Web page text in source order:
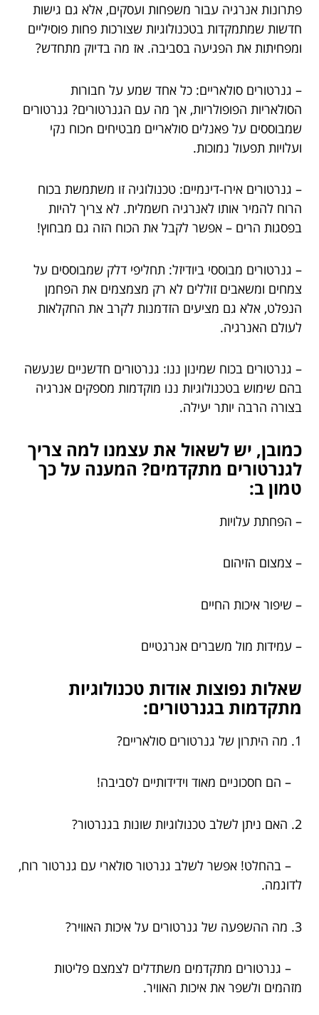
פתרונות אנרגיה עבור משפחות ועסקים, אלא גם גישות
חדשות שמתמקדות בטכנולוגיות שצורכות פחות פוסיליים
ומפחיתות את הפגיעה בסביבה. אז מה בדיוק מתחדש?
– גנרטורים סולאריים: כל אחד שמע על חבורות
הסולאריות הפופולריות, אך מה עם הגנרטורים? גנרטורים
שמבוססים על פאנלים סולאריים מבטיחים nכוח נקי
ועלויות תפעול נמוכות.
– גנרטורים אירו-דינמיים: טכנולוגיה זו משתמשת בכוח
הרוח להמיר אותו לאנרגיה חשמלית. לא צריך להיות
בפסגות הרים – אפשר לקבל את הכוח הזה גם מבחוץ!
– גנרטורים מבוססי ביודיזל: תחליפי דלק שמבוססים על
צמחים ומשאבים זוללים לא רק מצמצמים את הפחמן
הנפלט, אלא גם מציעים הזדמנות לקרב את החקלאות
לעולם האנרגיה.
– גנרטורים בכוח שמינון ננו: גנרטורים חדשניים שנעשה
בהם שימוש בטכנולוגיות ננו מוקדמות מספקים אנרגיה
בצורה הרבה יותר יעילה.
כמובן, יש לשאול את עצמנו למה צריך
לגנרטורים מתקדמים? המענה על כך
טמון ב:
– הפחתת עלויות
– צמצום הזיהום
– שיפור איכות החיים
– עמידות מול משברים אנרגטיים
שאלות נפוצות אודות טכנולוגיות
מתקדמות בגנרטורים:
1. מה היתרון של גנרטורים סולאריים?
– הם חסכוניים מאוד וידידותיים לסביבה!
2. האם ניתן לשלב טכנולוגיות שונות בגנרטור?
– בהחלט! אפשר לשלב גנרטור סולארי עם גנרטור רוח,
לדוגמה.
3. מה ההשפעה של גנרטורים על איכות האוויר?
– גנרטורים מתקדמים משתדלים לצמצם פליטות
מזהמים ולשפר את איכות האוויר.